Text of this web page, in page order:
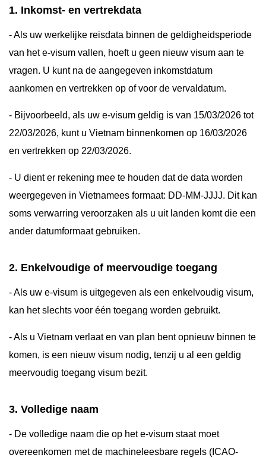
1. Inkomst- en vertrekdata
- Als uw werkelijke reisdata binnen de geldigheidsperiode
van het e-visum vallen, hoeft u geen nieuw visum aan te
vragen. U kunt na de aangegeven inkomstdatum
aankomen en vertrekken op of voor de vervaldatum.
- Bijvoorbeeld, als uw e-visum geldig is van 15/03/2026 tot
22/03/2026, kunt u Vietnam binnenkomen op 16/03/2026
en vertrekken op 22/03/2026.
- U dient er rekening mee te houden dat de data worden
weergegeven in Vietnamees formaat: DD-MM-JJJJ. Dit kan
soms verwarring veroorzaken als u uit landen komt die een
ander datumformaat gebruiken.
2. Enkelvoudige of meervoudige toegang
- Als uw e-visum is uitgegeven als een enkelvoudig visum,
kan het slechts voor één toegang worden gebruikt.
- Als u Vietnam verlaat en van plan bent opnieuw binnen te
komen, is een nieuw visum nodig, tenzij u al een geldig
meervoudig toegang visum bezit.
3. Volledige naam
- De volledige naam die op het e-visum staat moet
overeenkomen met de machineleesbare regels (ICAO-